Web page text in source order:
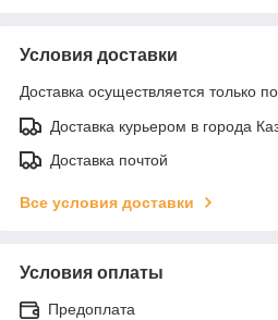
Условия доставки
Доставка осуществляется только
Доставка курьером в города
Доставка почтой
Все условия доставки
Условия оплаты
Предоплата